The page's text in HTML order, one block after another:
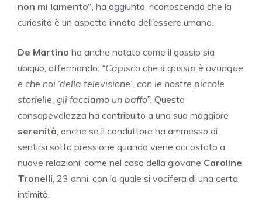
non mi lamento”, ha aggiunto, riconoscendo che la
curiosità è un aspetto innato dell’essere umano.
De Martino ha anche notato come il gossip sia
ubiquo, affermando: “Capisco che il gossip è ovunque
e che noi ‘della televisione’, con le nostre piccole
storielle, gli facciamo un baffo”. Questa
consapevolezza ha contribuito a una sua maggiore
serenità, anche se il conduttore ha ammesso di
sentirsi sotto pressione quando viene accostato a
nuove relazioni, come nel caso della giovane Caroline
Tronelli, 23 anni, con la quale si vocifera di una certa
intimità.